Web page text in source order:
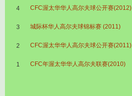
4 CFC渥太华华人高尔夫球公开赛(2012)
3 城际杯华人高尔夫球锦标赛 (2011)
2 CFC渥太华华人高尔夫球公开赛(2011)
1 CFC年渥太华华人高尔夫联赛(2010)